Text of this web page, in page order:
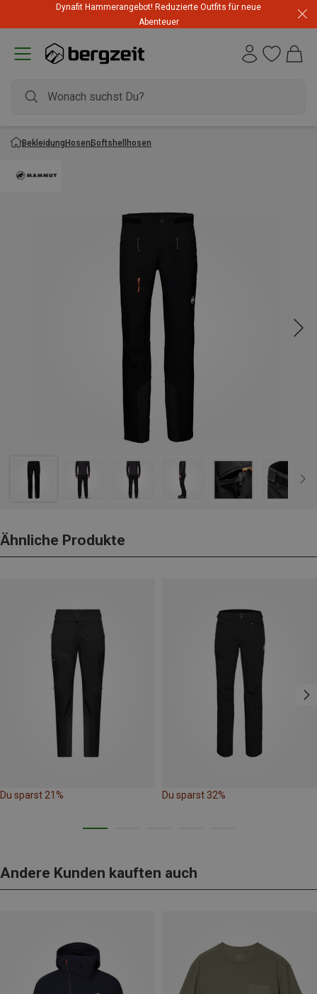
Dynafit Hammerangebot! Reduzierte Outfits für neue
Abenteuer
BekleidungHosenSoftshellhosen
Ähnliche Produkte
Du sparst 21% Du sparst 32%
Andere Kunden kauften auch